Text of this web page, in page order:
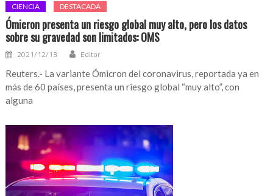
CIENCIA DESTACADA
Ómicron presenta un riesgo global muy alto, pero los datos
sobre su gravedad son limitados: OMS
2021/12/13 Editor
Reuters.- La variante Ómicron del coronavirus, reportada ya en
más de 60 países, presenta un riesgo global “muy alto”, con
alguna